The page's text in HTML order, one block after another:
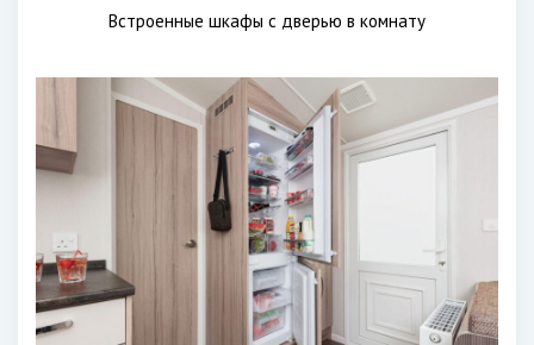
Встроенные шкафы с дверью в комнату